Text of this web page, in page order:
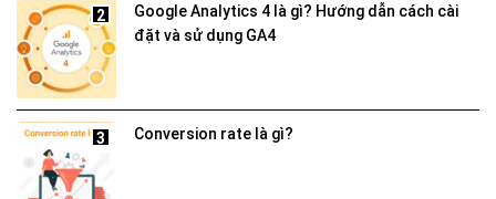
2
Google Analytics 4 là gì? Hướng dẫn cách cài
đặt và sử dụng GA4
3 Conversion rate là gì?